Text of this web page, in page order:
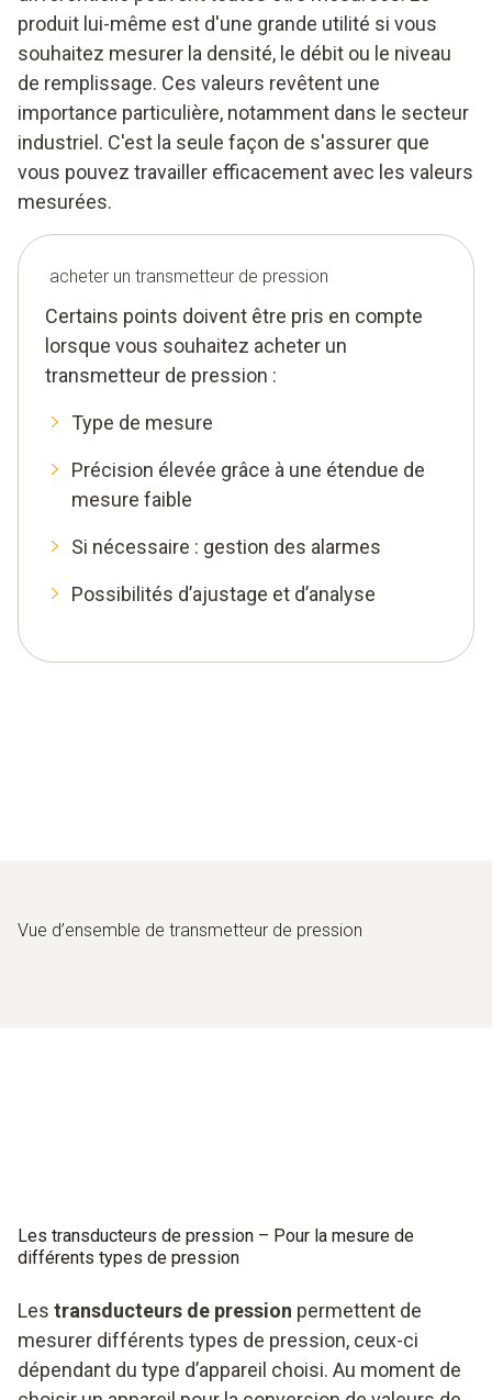
produit lui-même est d'une grande utilité si vous
souhaitez mesurer la densité, le débit ou le niveau
de remplissage. Ces valeurs revêtent une
importance particulière, notamment dans le secteur
industriel. C'est la seule façon de s'assurer que
vous pouvez travailler efficacement avec les valeurs
mesurées.
acheter un transmetteur de pression
Certains points doivent être pris en compte
lorsque vous souhaitez acheter un
transmetteur de pression :
Type de mesure
Précision élevée grâce à une étendue de
mesure faible
Si nécessaire : gestion des alarmes
Possibilités d’ajustage et d’analyse
Vue d’ensemble de transmetteur de pression
Les transducteurs de pression – Pour la mesure de
différents types de pression
Les transducteurs de pression permettent de
mesurer différents types de pression, ceux-ci
dépendant du type d’appareil choisi. Au moment de